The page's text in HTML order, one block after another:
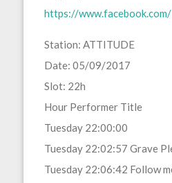
https://
Station: ATTITUDE
Date: 05/09/2017
Slot: 22h
Hour Performer Title
Tuesday 22:00:00
Tuesday 22:02:57 Grave
Tuesday 22:06:42 Follow